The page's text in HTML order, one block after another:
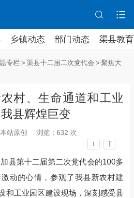
乡镇动态 部门动态 渠县教育
专栏 > 渠县十二届二次党代会 > 聚焦大
村、生命通道和工业
县辉煌巨变
本站原创 浏览： 632 次
T T
县第十二届第二次党代会的100多
动的心情，参观了我县新农村建
和工业园区建设现场，深刻感受县